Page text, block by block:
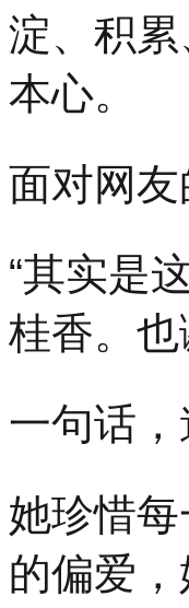
淀、积
本心。
面对网
“其实是
桂香。也
一句话
她珍惜
的偏爱